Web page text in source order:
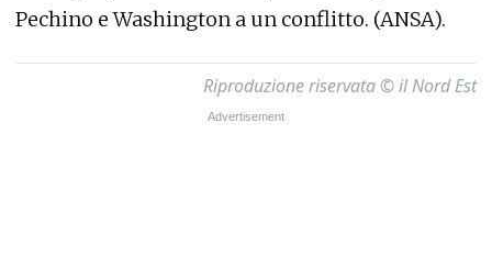
Pechino e Washington a un conflitto. (ANSA).
Riproduzione riservata © il Nord Est